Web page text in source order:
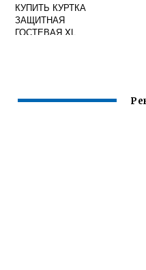
КУПИТЬ КУРТКА
ЗАЩИТНАЯ
ГОСТЕВАЯ XL